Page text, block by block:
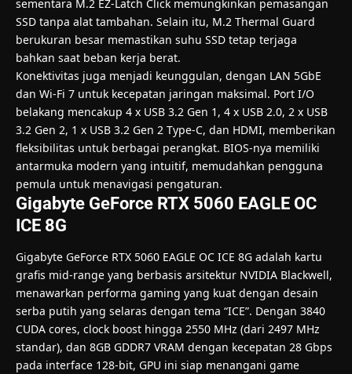
sementara M.2 EZ-Latch Click memungkinkan pemasangan
SSD tanpa alat tambahan. Selain itu, M.2 Thermal Guard
berukuran besar memastikan suhu SSD tetap terjaga
bahkan saat beban kerja berat.
Konektivitas juga menjadi keunggulan, dengan LAN 5GbE
dan Wi-Fi 7 untuk kecepatan jaringan maksimal. Port I/O
belakang mencakup 4 x USB 3.2 Gen 1, 4 x USB 2.0, 2 x USB
3.2 Gen 2, 1 x USB 3.2 Gen 2 Type-C, dan HDMI, memberikan
fleksibilitas untuk berbagai perangkat. BIOS-nya memiliki
antarmuka modern yang intuitif, memudahkan pengguna
pemula untuk menavigasi pengaturan.
Gigabyte GeForce RTX 5060 EAGLE OC
ICE 8G
Gigabyte GeForce RTX 5060 EAGLE OC ICE 8G adalah kartu
grafis mid-range yang berbasis arsitektur NVIDIA Blackwell,
menawarkan performa gaming yang kuat dengan desain
serba putih yang selaras dengan tema “ICE”. Dengan 3840
CUDA cores, clock boost hingga 2550 MHz (dari 2497 MHz
standar), dan 8GB GDDR7 VRAM dengan kecepatan 28 Gbps
pada interface 128-bit, GPU ini siap menangani game